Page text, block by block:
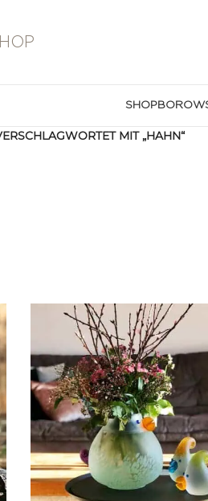
SHOP
MIT „HAHN“